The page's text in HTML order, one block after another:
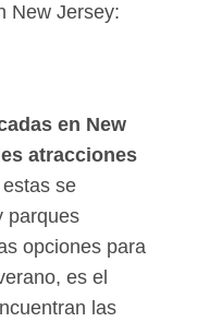
New Jersey:
en New
atracciones
se
parques
opciones para
es el
las